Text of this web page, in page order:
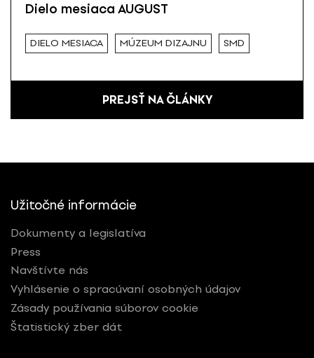
Dielo mesiaca AUGUST
DIELO MESIACA MÚZEUM DIZAJNU SMD
PREJSŤ NA ČLÁNKY
Užitočné informácie
Dokumenty a legislatíva
Press
Navštívte nás
Vyhlásenie o spracúvaní osobných údajov
Zásady používania súborov cookie
Štatistický zber dát